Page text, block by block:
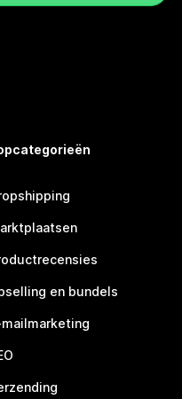
en bundels
mailmarketing